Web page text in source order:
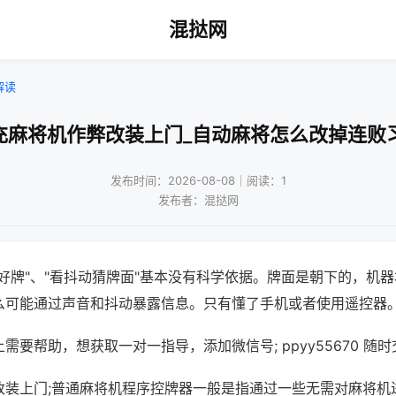
混挞网
读
麻将机作弊改装上门_自动麻将怎么改掉连败
发布时间：2026-08-08｜阅读：1
发布者：混挞网
牌"、"看抖动猜牌面"基本没有科学依据。牌面是朝下的，机
能通过声音和抖动暴露信息。只有懂了手机或者使用遥控器
需要帮助，想获取一对一指导，添加微信号; ppyy55670 随时
上门;普通麻将机程序控牌器一般是指通过一些无需对麻将